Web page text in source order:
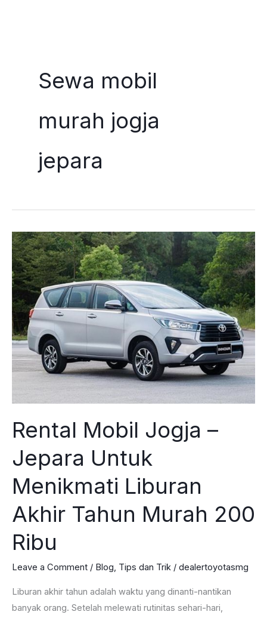
Sewa mobil
murah jogja
jepara
Rental Mobil Jogja –
Jepara Untuk
Menikmati Liburan
Akhir Tahun Murah 200
Ribu
Leave a Comment / Blog, Tips dan Trik / dealertoyotasmg
Liburan akhir tahun adalah waktu yang dinanti-nantikan
banyak orang. Setelah melewati rutinitas sehari-hari,